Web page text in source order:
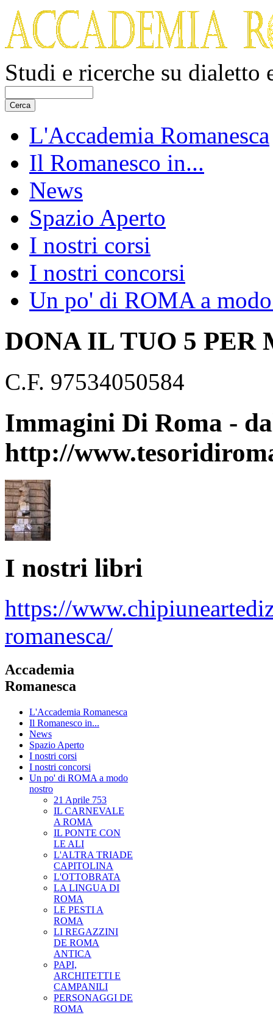
Studi e ricerche su
L'Accademia Romanesca
Il Romanesco in...
News
Spazio Aperto
I nostri corsi
I nostri concorsi
Un po' di ROMA a
DONA IL TUO 5 PER
C.F. 97534050584
Immagini Di Roma -
http://
I nostri libri
https://
romanesca/
Accademia
Romanesca
L'Accademia Romanesca
Il Romanesco in...
News
Spazio Aperto
I nostri corsi
I nostri concorsi
Un po' di ROMA a modo
nostro
21 Aprile 753
IL CARNEVALE
A ROMA
IL PONTE CON
LE ALI
L'ALTRA TRIADE
CAPITOLINA
L'OTTOBRATA
LA LINGUA DI
ROMA
LE PESTI A
ROMA
LI REGAZZINI
DE ROMA
ANTICA
PAPI,
ARCHITETTI E
CAMPANILI
PERSONAGGI DE
ROMA